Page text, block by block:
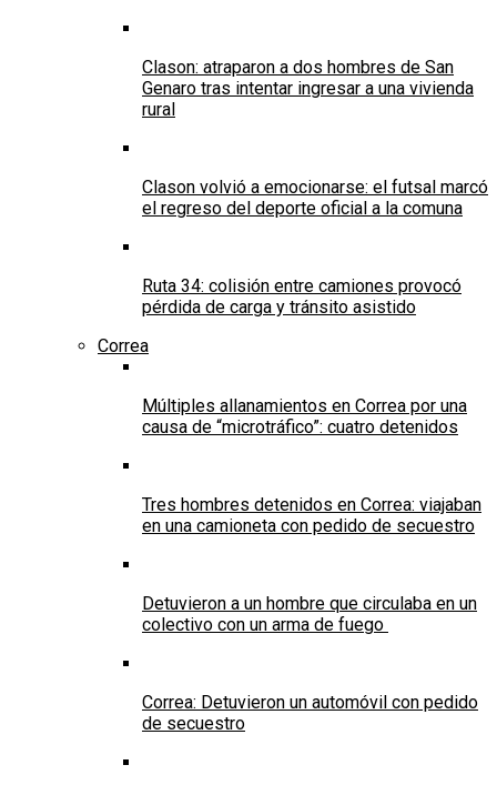
Clason: atraparon a dos hombres de San
Genaro tras intentar ingresar a una vivienda
rural
Clason volvió a emocionarse: el futsal marcó
el regreso del deporte oficial a la comuna
Ruta 34: colisión entre camiones provocó
pérdida de carga y tránsito asistido
Correa
Múltiples allanamientos en Correa por una
causa de “microtráfico”: cuatro detenidos
Tres hombres detenidos en Correa: viajaban
en una camioneta con pedido de secuestro
Detuvieron a un hombre que circulaba en un
colectivo con un arma de fuego
Correa: Detuvieron un automóvil con pedido
de secuestro